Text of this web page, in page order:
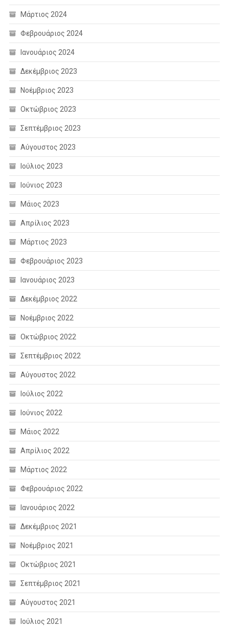
Μάρτιος 2024
Φεβρουάριος 2024
Ιανουάριος 2024
Δεκέμβριος 2023
Νοέμβριος 2023
Οκτώβριος 2023
Σεπτέμβριος 2023
Αύγουστος 2023
Ιούλιος 2023
Ιούνιος 2023
Μάιος 2023
Απρίλιος 2023
Μάρτιος 2023
Φεβρουάριος 2023
Ιανουάριος 2023
Δεκέμβριος 2022
Νοέμβριος 2022
Οκτώβριος 2022
Σεπτέμβριος 2022
Αύγουστος 2022
Ιούλιος 2022
Ιούνιος 2022
Μάιος 2022
Απρίλιος 2022
Μάρτιος 2022
Φεβρουάριος 2022
Ιανουάριος 2022
Δεκέμβριος 2021
Νοέμβριος 2021
Οκτώβριος 2021
Σεπτέμβριος 2021
Αύγουστος 2021
Ιούλιος 2021